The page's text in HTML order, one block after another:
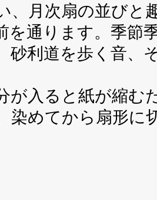
、月次扇の並びと
を通ります。季
砂利道を歩く音、
が入ると紙が縮む
染めてから扇形に